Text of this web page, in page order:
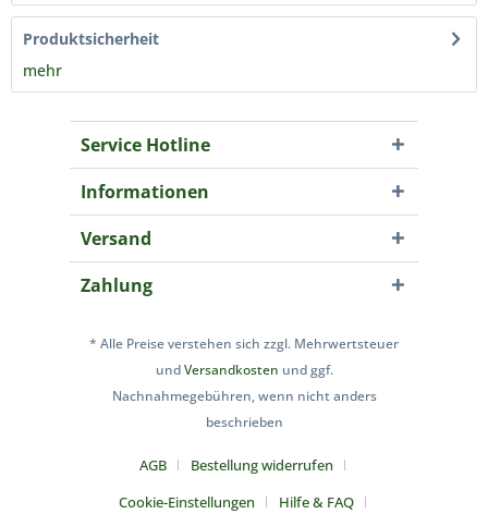
Produktsicherheit
mehr
Service Hotline
Informationen
Versand
Zahlung
* Alle Preise verstehen sich zzgl. Mehrwertsteuer
undVersandkosten und ggf.
Nachnahmegebühren, wenn nicht anders
beschrieben
AGB
Bestellung widerrufen
Cookie-Einstellungen
Hilfe & FAQ